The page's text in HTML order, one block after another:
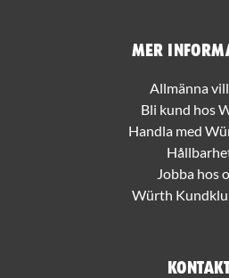
Mer
Allmänna
Bli kund hos
Handla med
Jobba hos
Würth